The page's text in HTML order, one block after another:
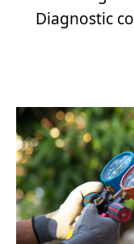
Diagnostic